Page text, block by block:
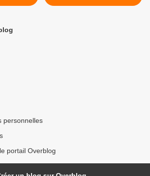
personnelles
portail Overblog